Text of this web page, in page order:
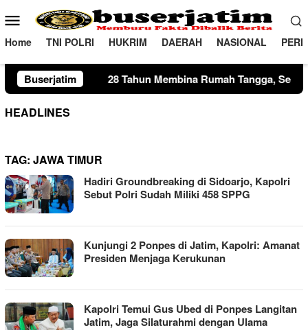
ke
konten
Menu
Mobile
Home TNI POLRI HUKRIM DAERAH NASIONAL
Buserjatim
Tahun Membina Rumah Tangga, Seorang Ibu Lima Anak
HEADLINES
TAG: JAWA TIMUR
Hadiri Groundbreaking di Sidoarjo, Kapolri
Sebut Polri Sudah Miliki 458 SPPG
Kunjungi 2 Ponpes di Jatim, Kapolri: Amanat
Presiden Menjaga Kerukunan
Kapolri Temui Gus Ubed di Ponpes Langitan
Jatim, Jaga Silaturahmi dengan Ulama